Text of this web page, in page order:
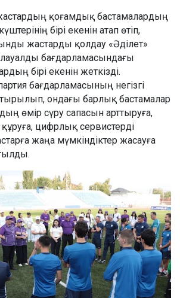
қоғамдық бастамалардың
бірі екенін атап өтіп,
жастарды қолдау «Әділет»
бағдарламасындағы
бірі екенін жеткізді.
бағдарламасының негізгі
ондағы барлық бастамалар
өмір сүру сапасын арттыруға,
құруға, цифрлық сервистерді
жаңа мүмкіндіктер жасауға